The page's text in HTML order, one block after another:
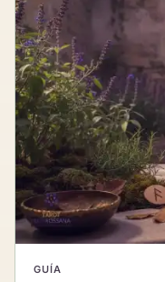
GUÍA